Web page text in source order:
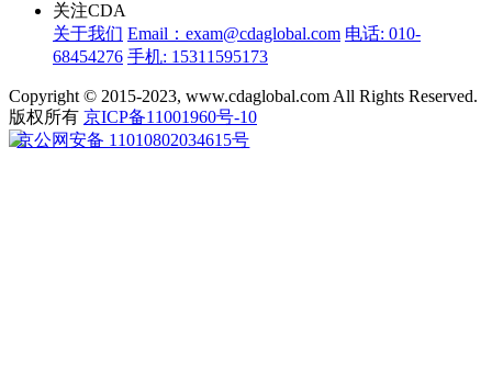
关注CDA
关于我们 Email：exam@cdaglobal.com 电话: 010-
68454276 手机: 15311595173
Copyright © 2015-2023, www.cdaglobal.com All Rights Reserved.
版权所有 京ICP备11001960号-10
京公网安备 11010802034615号